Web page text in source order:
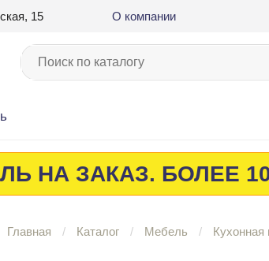
15 О компании
НА ЗАКАЗ. БОЛЕЕ
Главная Каталог Мебель Кухонная